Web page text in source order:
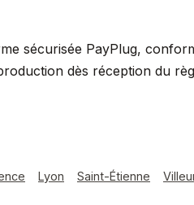
sécurisée PayPlug,
dès réception du
Lyon Saint-Étienne